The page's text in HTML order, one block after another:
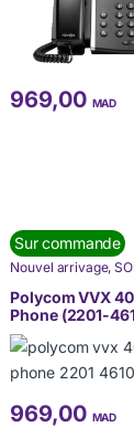
969,00 MAD
Sur commande
Nouvel arrivage,
DE
TÉLÉPHONIE,
(VoIP)
Polycom VVX
Phone (2201-
969,00 MAD